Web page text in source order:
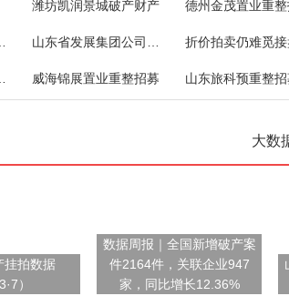
潍坊凯润景城破产财产 德州金茂置业重
威海锦展置业重整招募 山东旅科预重整招
大数
挂拍数据
）
数据周报｜全国新增破产案
件2164件，关联企业947
家，同比增长12.36%